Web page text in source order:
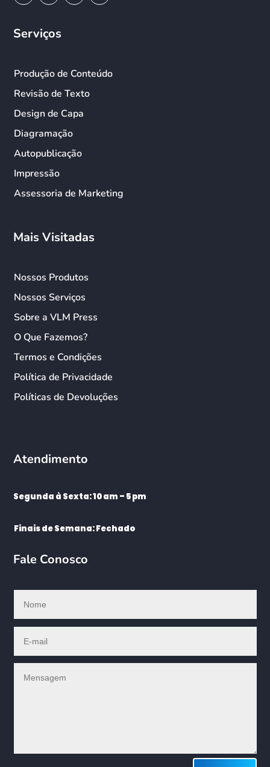
Serviços
Produção de Conteúdo
Revisão de Texto
Design de Capa
Diagramação
Autopublicação
Impressão
Assessoria de Marketing
Mais Visitadas
Nossos Produtos
Nossos Serviços
Sobre a VLM Press
O Que Fazemos?
Termos e Condições
Política de Privacidade
Políticas de Devoluções
Atendimento
Segunda à Sexta: 10 am – 5 pm
Finais de Semana: Fechado
Fale Conosco